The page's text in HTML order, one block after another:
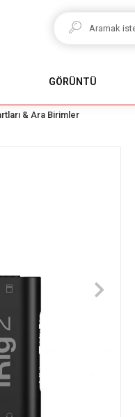
GÖRÜNTÜ
& Ara Birimler